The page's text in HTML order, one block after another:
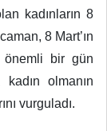
kadınların 8
8 Mart’ın
önemli bir gün
olmanın
vurguladı.